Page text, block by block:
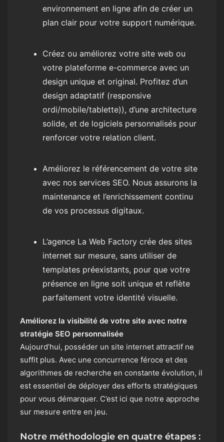
environnement en ligne afin de créer un
plan clair pour votre support numérique.
Créez ou améliorez votre site web ou
votre plateforme e-commerce avec un
design unique et original. Profitez d’un
design adaptatif (responsive
ordi/mobile/tablette)), d’une architecture
solide, et de logiciels personnalisés pour
renforcer votre relation client.
Améliorez le référencement de votre site
avec nos services SEO. Nous assurons la
maintenance et l’enrichissement continu
de vos processus digitaux.
L’agence La Web Factory crée des sites
internet sur mesure, sans utiliser de
templates préexistants, pour que votre
présence en ligne soit unique et reflète
parfaitement votre identité visuelle.
Améliorez la visibilité de votre site avec notre
stratégie SEO personnalisée
Aujourd’hui, posséder un site internet attractif ne
suffit plus. Avec une concurrence féroce et des
algorithmes de recherche en constante évolution, il
est essentiel de déployer des efforts stratégiques
pour vous démarquer. C’est ici que notre approche
sur mesure entre en jeu.
Notre méthodologie en quatre étapes :